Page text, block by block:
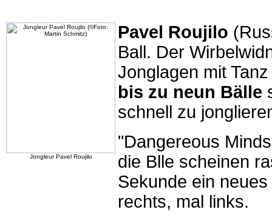
Jongleur Pavel Roujilo
Pavel Roujilo
Ball. Der
Jonglagen mit
bis zu neun Bälle
schnell zu
"Dangereous
die Blle scheinen
Sekunde ein
rechts, mal links.